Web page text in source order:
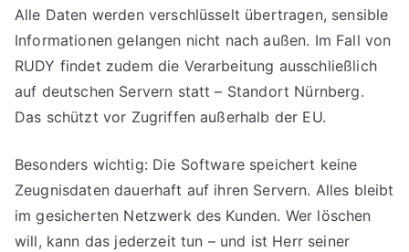
Alle Daten werden verschlüsselt übertragen, sensible
Informationen gelangen nicht nach außen. Im Fall von
RUDY findet zudem die Verarbeitung ausschließlich
auf deutschen Servern statt – Standort Nürnberg.
Das schützt vor Zugriffen außerhalb der EU.
Besonders wichtig: Die Software speichert keine
Zeugnisdaten dauerhaft auf ihren Servern. Alles bleibt
im gesicherten Netzwerk des Kunden. Wer löschen
will, kann das jederzeit tun – und ist Herr seiner